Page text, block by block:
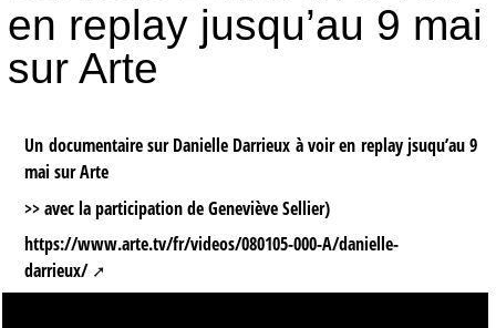
Actu : "La Nouvelle Vague"
S’abonner à la Lettre !
en replay jusqu’au 9 mai
sur Arte
Un documentaire sur Danielle Darrieux à voir en replay jsuqu’au 9
mai sur Arte
>> avec la participation de Geneviève Sellier)
https://www.arte.tv/fr/videos/080105-000-A/danielle-
darrieux/